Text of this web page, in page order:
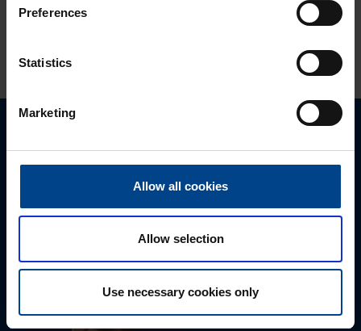
Preferences
Statistics
Marketing
Allow all cookies
Allow selection
Use necessary cookies only
Autamme mielellämme, jotta löydämme sinulle